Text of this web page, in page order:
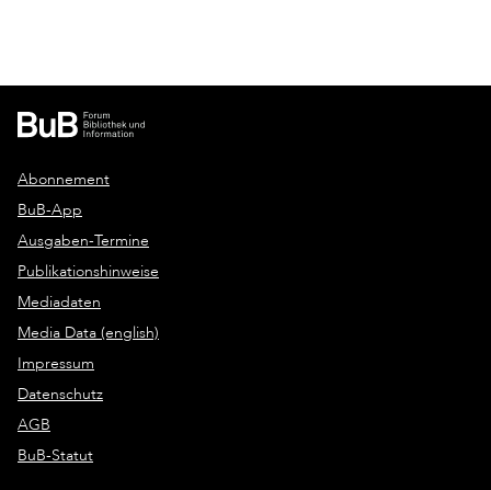
Abonnement
BuB-App
Ausgaben-Termine
Publikationshinweise
Mediadaten
Media Data (english)
Impressum
Datenschutz
AGB
BuB-Statut